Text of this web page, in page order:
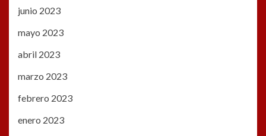
junio 2023
mayo 2023
abril 2023
marzo 2023
febrero 2023
enero 2023